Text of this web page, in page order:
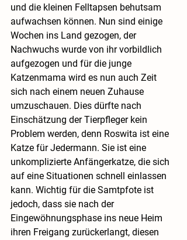
und die kleinen Felltapsen behutsam
aufwachsen können. Nun sind einige
Wochen ins Land gezogen, der
Nachwuchs wurde von ihr vorbildlich
aufgezogen und für die junge
Katzenmama wird es nun auch Zeit
sich nach einem neuen Zuhause
umzuschauen. Dies dürfte nach
Einschätzung der Tierpfleger kein
Problem werden, denn Roswita ist eine
Katze für Jedermann. Sie ist eine
unkomplizierte Anfängerkatze, die sich
auf eine Situationen schnell einlassen
kann. Wichtig für die Samtpfote ist
jedoch, dass sie nach der
Eingewöhnungsphase ins neue Heim
ihren Freigang zurückerlangt, diesen